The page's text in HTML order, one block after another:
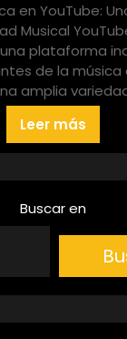
en YouTube:
Musical
plataforma
de la música
amplia
Leer más
Buscar en